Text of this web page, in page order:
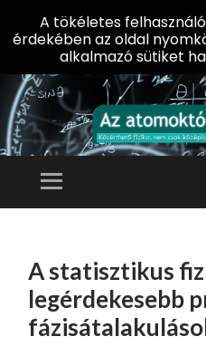
Menü
TARTALOMHOZ
A statisztikus
legérdekesebb
A tökéletes
érdekében az oldal
alkalmazó sütiket